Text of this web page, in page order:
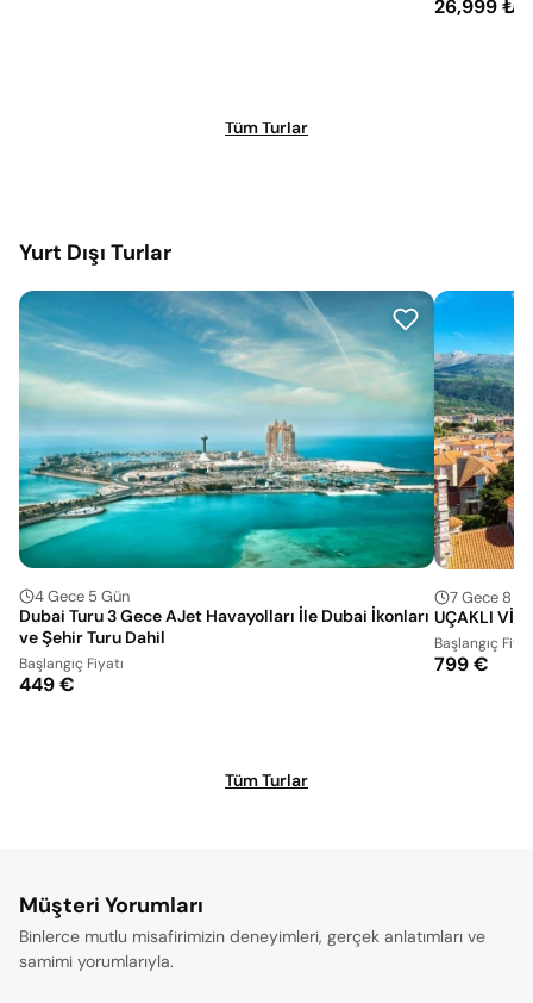
26,999 ₺
Tüm Turlar
Yurt Dışı Turlar
4 Gece 5 Gün
Dubai Turu 3 Gece AJet Havayolları İle Dubai İkonları
ve Şehir Turu Dahil
Başlangıç Fiyatı
449 €
7 Gece 8
UÇAKLI
Başlangıç
799 €
Tüm Turlar
Müşteri Yorumları
Binlerce mutlu misafirimizin deneyimleri, gerçek anlatımları ve
samimi yorumlarıyla.